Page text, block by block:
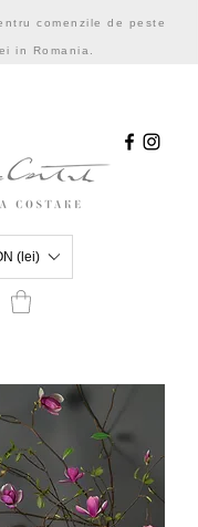
comenzile de peste
in Romania.
(lei)